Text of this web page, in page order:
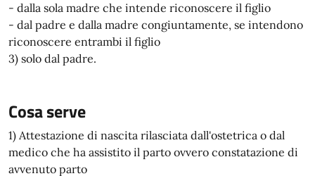
- dalla sola madre che intende riconoscere il figlio
- dal padre e dalla madre congiuntamente, se intendono
riconoscere entrambi il figlio
3) solo dal padre.
Cosa serve
1) Attestazione di nascita rilasciata dall'ostetrica o dal
medico che ha assistito il parto ovvero constatazione di
avvenuto parto